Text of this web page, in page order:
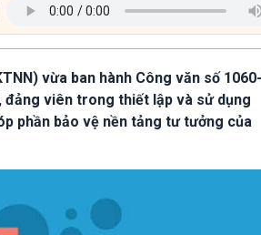
vừa ban hành Công văn số
đảng viên trong thiết lập và sử dụng
phần bảo vệ nền tảng tư tưởng của